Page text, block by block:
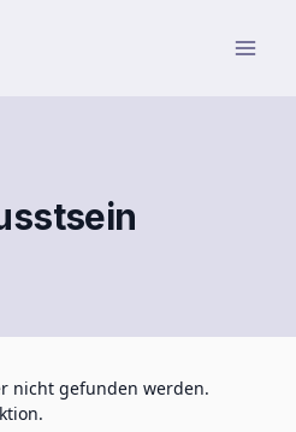
nicht gefunden werden.